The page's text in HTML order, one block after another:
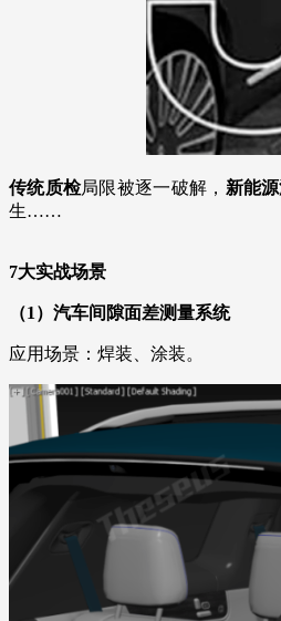
传统质检局限被逐一破解， 新能
生……
7大实战场景
（1） 汽车间隙面差测量系统
应用场景：焊装、涂装。